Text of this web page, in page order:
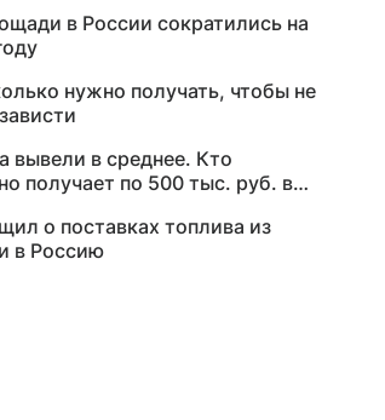
в России сократились на
нужно получать, чтобы не
вывели в среднее. Кто
получает по 500 тыс. руб. в
о поставках топлива из
в Россию